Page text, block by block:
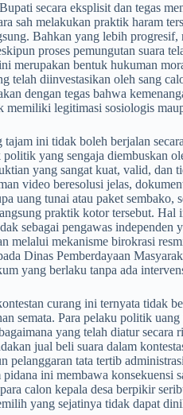
secara eksplisit dan tegas
sah melakukan praktik haram
Bahkan yang lebih
proses pemungutan suara
merupakan bentuk hukuman
telah diinvestasikan oleh sang
dengan tegas bahwa
memiliki legitimasi sosiologis
ini tidak boleh berjalan
yang sengaja diembuskan
yang sangat kuat, valid, dan
video beresolusi jelas,
uang tunai atau paket sembako,
praktik kotor tersebut.
sebagai pengawas
melalui mekanisme birokrasi
Dinas Pemberdayaan
yang berlaku tanpa ada
curang ini ternyata tidak
semata. Para pelaku politik
yang telah diatur secara
jual beli suara dalam
pelanggaran tata tertib
ini membawa konsekuensi
calon kepala desa berpikir
yang sejatinya tidak dapat